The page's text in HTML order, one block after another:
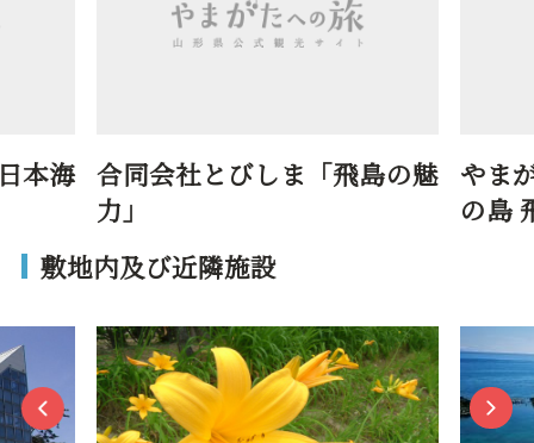
の魅 やまがた酒田さんぽ「日本海
の島 飛島」
合同
力」
敷地内及び近隣施設